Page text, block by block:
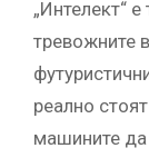
„Интелект“
тревожните
реално
машините